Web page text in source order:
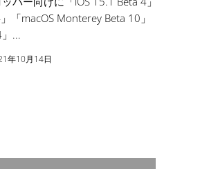
「macOS Monterey Beta 10」
...
年10月14日